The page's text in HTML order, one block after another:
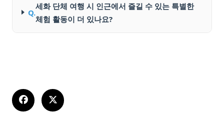
Q.
세화 단체 여행 시 인근에서 즐길 수 있는 특별한
체험 활동이 더 있나요?